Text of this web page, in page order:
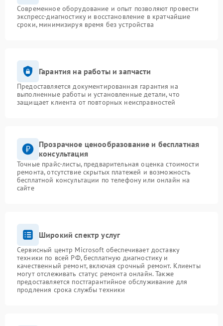
Современное оборудование и опыт позволяют провести
экспресс-диагностику и восстановление в кратчайшие
сроки, минимизируя время без устройства
Гарантия на работы и запчасти
Предоставляется документированная гарантия на
выполненные работы и установленные детали, что
защищает клиента от повторных неисправностей
Прозрачное ценообразование и бесплатная
консультация
Точные прайс-листы, предварительная оценка стоимости
ремонта, отсутствие скрытых платежей и возможность
бесплатной консультации по телефону или онлайн на
сайте
Широкий спектр услуг
Сервисный центр Microsoft обеспечивает доставку
техники по всей РФ, бесплатную диагностику и
качественный ремонт, включая срочный ремонт. Клиенты
могут отслеживать статус ремонта онлайн. Также
предоставляется постгарантийное обслуживание для
продления срока службы техники